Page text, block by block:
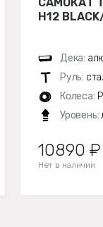
H12
Дека:
Руль:
Колеса:
Уровень:
10890 ₽
Нет в наличии